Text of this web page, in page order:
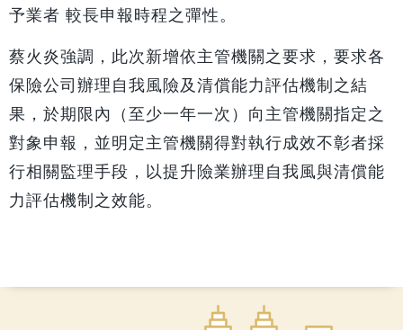
予業者 較長申報時程之彈性。
蔡火炎強調，此次新增依主管機關之要求，要求各
保險公司辦理自我風險及清償能力評估機制之結
果，於期限內（至少一年一次）向主管機關指定之
對象申報，並明定主管機關得對執行成效不彰者採
行相關監理手段，以提升險業辦理自我風與清償能
力評估機制之效能。